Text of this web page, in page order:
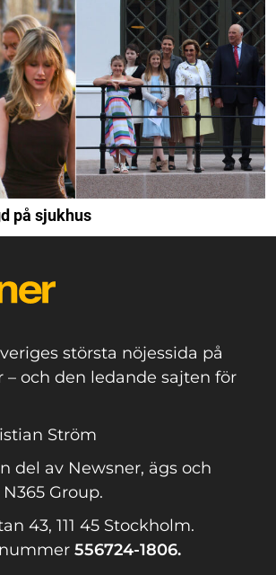
på sjukhus
största nöjessida på
– och den ledande sajten för
Ström
del av Newsner, ägs och
Group.
43, 111 45 Stockholm.
556724-1806.